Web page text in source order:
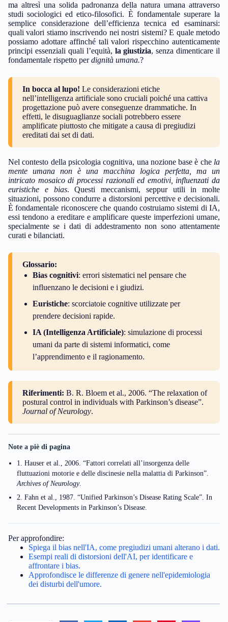
ma altresì una solida padronanza della natura umana attraverso
studi sociologici ed etico-filosofici. È fondamentale superare la
semplice considerazione dell’efficienza tecnica ed esaminarsi:
quali valori stiamo inscrivendo nei nostri sistemi? E quale metodo
possiamo adottare affinché tali valori rispecchino autenticamente
principi essenziali quali l’equità, la giustizia, senza dimenticare il
fondamentale rispetto perdignità umana.?
In bocca al lupo! Le considerazioni etiche
nell’intelligenza artificiale sono cruciali poiché una cattiva
progettazione può avere conseguenze drammatiche. In
effetti, le disuguaglianze sociali potrebbero essere
amplificate piuttosto che mitigate a causa di pregiudizi
ereditati dai set di dati.
Nel contesto della psicologia cognitiva, una nozione base è che la
mente umana non è una macchina logica perfetta, ma un
intricato mosaico di processi razionali ed emotivi, influenzati da
euristiche e bias. Questi meccanismi, seppur utili in molte
situazioni, possono condurre a distorsioni percettive e decisionali.
È fondamentale riconoscere che quando costruiamo sistemi di IA,
essi tendono a ereditare e amplificare queste imperfezioni umane,
specialmente se i dati di addestramento non sono attentamente
curati e bilanciati.
Glossario:
Bias cognitivi: errori sistematici nel pensare che
influenzano le decisioni e i giudizi.
Euristiche: scorciatoie cognitive utilizzate per
prendere decisioni rapide.
IA (Intelligenza Artificiale): simulazione di processi
umani da parte di sistemi informatici, come
l’apprendimento e il ragionamento.
Riferimenti: B. R. Bloem et al., 2006. “The relaxation of
postural control in individuals with Parkinson’s disease”.
Journal of Neurology.
Note a piè di pagina
1. Hauser et al., 2006. “Fattori correlati all’insorgenza delle
fluttuazioni motorie e delle discinesie nella malattia di Parkinson”.
Archives of Neurology.
2. Fahn et al., 1987. “Unified Parkinson’s Disease Rating Scale”. In
Recent Developments in Parkinson’s Disease.
Per approfondire:
Spiega il bias nell'IA, come pregiudizi umani alterano i dati.
Esempi reali di distorsioni dell'AI, per identificare e
affrontare i bias.
Approfondisce le differenze di genere nell'epidemiologia
dei disturbi dell'umore.